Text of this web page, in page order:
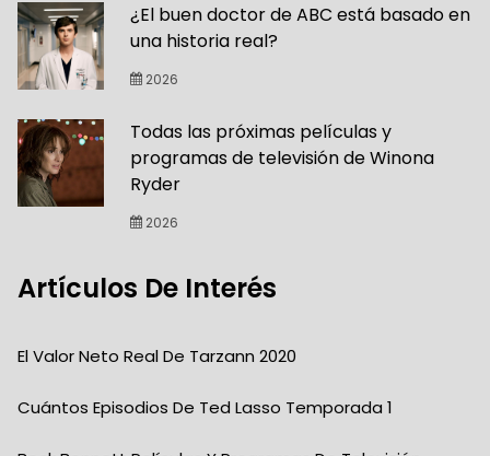
¿El buen doctor de ABC está basado en
una historia real?
2026
Todas las próximas películas y
programas de televisión de Winona
Ryder
2026
Artículos De Interés
El Valor Neto Real De Tarzann 2020
Cuántos Episodios De Ted Lasso Temporada 1